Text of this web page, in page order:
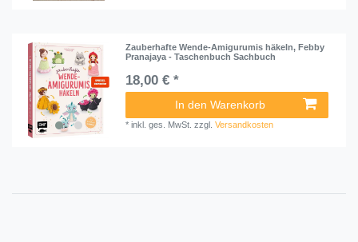
Zauberhafte Wende-Amigurumis häkeln, Febby
Pranajaya - Taschenbuch Sachbuch
18,00 € *
In den Warenkorb
*inkl. ges. MwSt. zzgl.Versandkosten